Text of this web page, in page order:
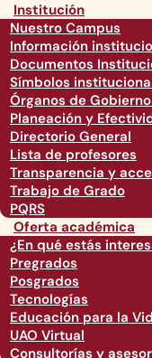
Institución
Nuestro Campus
Información
Documentos
Símbolos
Órganos de
Planeación y
Directorio General
Lista de profesores
Transparencia y
Trabajo de Grado
PQRS
Oferta académica
¿En qué estás
Pregrados
Posgrados
Tecnologías
Educación para la
UAO Virtual
Consultorías y